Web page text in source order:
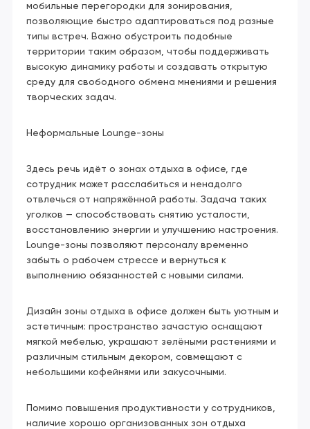
мобильные перегородки для зонирования,
позволяющие быстро адаптироваться под разные
типы встреч. Важно обустроить подобные
территории таким образом, чтобы поддерживать
высокую динамику работы и создавать открытую
среду для свободного обмена мнениями и решения
творческих задач.
Неформальные Lounge-зоны
Здесь речь идёт о зонах отдыха в офисе, где
сотрудник может расслабиться и ненадолго
отвлечься от напряжённой работы. Задача таких
уголков — способствовать снятию усталости,
восстановлению энергии и улучшению настроения.
Lounge-зоны позволяют персоналу временно
забыть о рабочем стрессе и вернуться к
выполнению обязанностей с новыми силами.
Дизайн зоны отдыха в офисе должен быть уютным и
эстетичным: пространство зачастую оснащают
мягкой мебелью, украшают зелёными растениями и
различным стильным декором, совмещают с
небольшими кофейнями или закусочными.
Помимо повышения продуктивности у сотрудников,
наличие хорошо организованных зон отдыха